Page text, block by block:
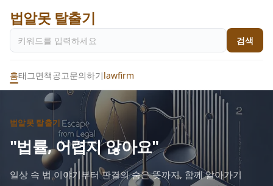
법알못 탈출기
검색
홈태그면책공고문의하기lawfirm
법알못 탈출기
"법률, 어렵지 않아요"
일상 속 법 이야기부터 판결의 숨은 뜻까지, 함께 알아가기